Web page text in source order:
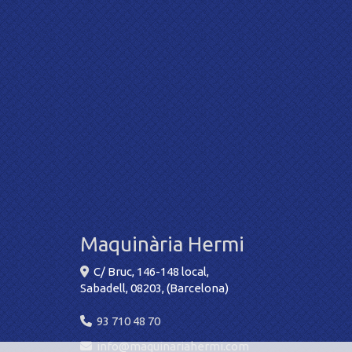
Maquinària Hermi
C/ Bruc, 146-148 local,
Sabadell,08203,(Barcelona)
93 710 48 70
info
maquinariahermi.com